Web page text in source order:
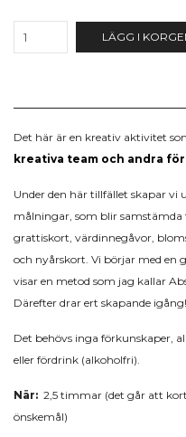
LÄGG I
Det här är en kreativ aktivitet
kreativa team och andra
Under den här tillfället skapar
målningar, som blir samstämda
grattiskort, värdinnegåvor,
och nyårskort. Vi börjar med en
visar en metod som jag kallar
Därefter drar ert skapande igång!
Det behövs inga förkunskaper,
eller fördrink (alkoholfri).
När: 2,5 timmar (det går att
önskemål)